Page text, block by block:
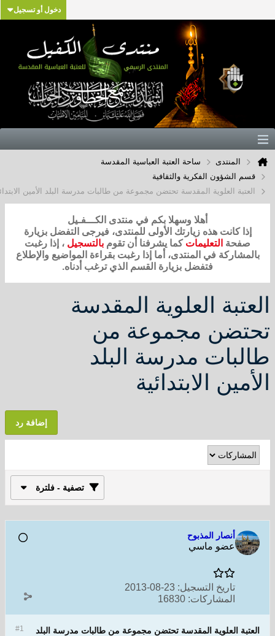
دخول أو تسجيل
المنتدى
ساحة العتبة العباسية المقدسة
قسم الشؤون الفكرية والثقافية
العتبة العلوية المقدسة تحتضن مجموعة من طالبات مدرسة البلد الأمين الابتدائية
أهلا وسهلا بكم في منتدى الكـــفـيل
إذا كانت هذه زيارتك الأولى للمنتدى، فيرجى التفضل بزيارة
صفحةالتعليماتكما يشرفنا أن تقومبالتسجيل، إذا رغبت
بالمشاركة في المنتدى، أما إذا رغبت بقراءة المواضيع والإطلاع
فتفضل بزيارة القسم الذي ترغب أدناه.
العلوية المقدسة
مجموعة من
مدرسة البلد
الابتدائية
إضافة رد
تصفية - فلترة
أنصار المذبوح
عضو ماسي
تاريخ التسجيل: 23-08-2013
المشاركات: 16830
#1
العتبة العلوية المقدسة تحتضن مجموعة من طالبات مدرسة البلد